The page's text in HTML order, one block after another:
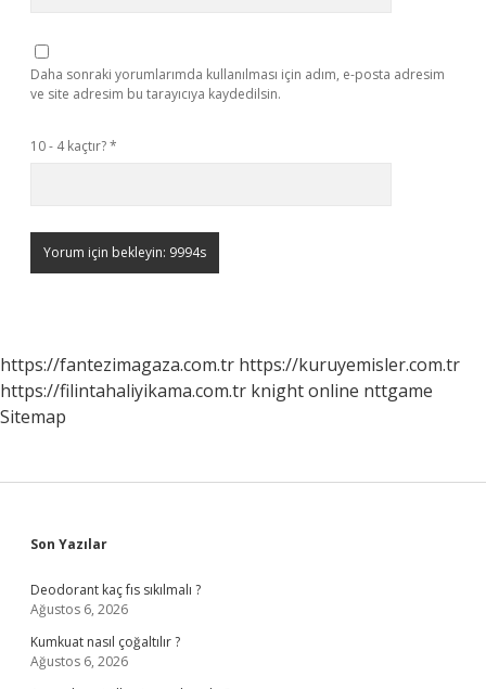
Daha sonraki yorumlarımda kullanılması için adım, e-posta adresim
ve site adresim bu tarayıcıya kaydedilsin.
10 - 4 kaçtır?*
https://fantezimagaza.com.tr https://kuruyemisler.com.tr
https://filintahaliyikama.com.tr knight online nttgame
Sitemap
Sidebar
Son Yazılar
Deodorant kaç fıs sıkılmalı ?
Ağustos 6, 2026
Kumkuat nasıl çoğaltılır ?
Ağustos 6, 2026